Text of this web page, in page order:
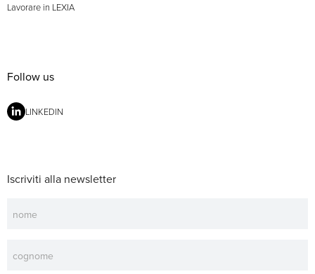
Lavorare in LEXIA
Follow us
LINKEDIN
Iscriviti alla newsletter